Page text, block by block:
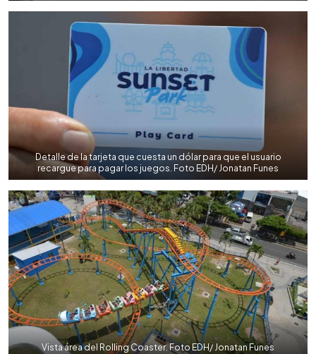
Detalle de la tarjeta que cuesta un dólar para que el usuario
recargue para pagar los juegos. Foto EDH/ Jonatan Funes
Vista área del Rolling Coaster. Foto EDH/ Jonatan Funes